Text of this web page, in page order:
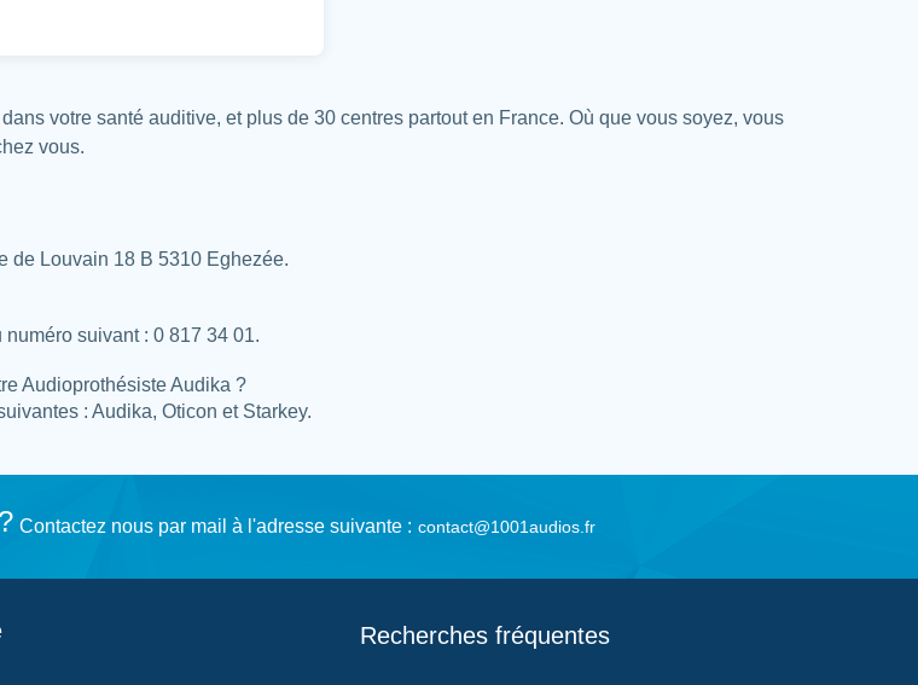
votre santé auditive, et plus de 30 centres partout en France. Où que vous soyez, vous
vous.
de Louvain 18 B 5310 Eghezée.
suivant : 0 817 34 01.
Audioprothésiste Audika ?
: Audika, Oticon et Starkey.
Contactez nous par mail à l'adresse suivante : contact@1001audios.fr
Recherches fréquentes